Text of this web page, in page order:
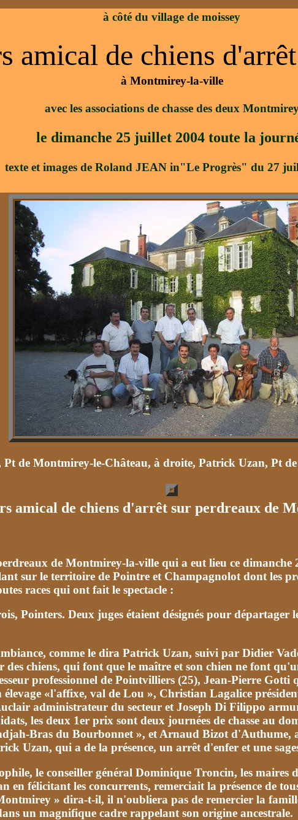
à côté du village de moissey
amical de chiens
à Montmirey-la-ville
avec les associations de chasse des deux
le dimanche 25 juillet 2004 toute la
texte et images de Roland JEAN in"Le Progrès" du 27
Pt de Montmirey-le-Château, à droite, Patrick Uzan, Pt
amical de chiens d'arrêt sur perdreaux de
de Montmirey-la-ville qui a eut lieu ce dimanche
sur le territoire de Pointre et Champagnolot dont les
races qui ont fait le spectacle :
Pointers. Deux juges étaient désignés pour
comme le dira Patrick Uzan, suivi par Didier
chiens, qui font que le maître et son chien ne font
professionnel de Pointvilliers (25), Jean-Pierre
«l'affixe, val de Lou », Christian Lagalice
administrateur du secteur et Joseph Di Filippo
les deux 1er prix sont deux journées de chasse au
Bras du Bourbonnet », et Arnaud Bizot d'Authume,
Uzan, qui a de la présence, un arrêt d'enfer et une
le conseiller général Dominique Troncin, les maires
en félicitant les concurrents, remerciait la présence de
» dira-t-il, il n'oubliera pas de remercier la
un magnifique cadre rappelant son origine ancestrale.